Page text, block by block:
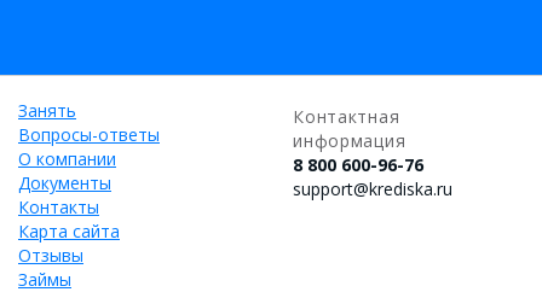
Занять
Вопросы-ответы
О компании
Документы
Контакты
Карта сайта
Отзывы
Займы
Контактная
информация
8 800 600-96-76
support@krediska.ru